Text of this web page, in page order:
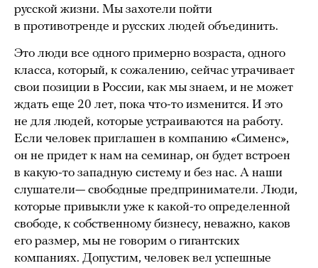
русской жизни. Мы захотели пойти
в противотренде и русских людей объединить.
Это люди все одного примерно возраста, одного
класса, который, к сожалению, сейчас утрачивает
свои позиции в России, как мы знаем, и не может
ждать еще 20 лет, пока что-то изменится. И это
не для людей, которые устраиваются на работу.
Если человек приглашен в компанию «Сименс»,
он не придет к нам на семинар, он будет встроен
в какую-то западную систему и без нас. А наши
слушатели— свободные предприниматели. Люди,
которые привыкли уже к какой-то определенной
свободе, к собственному бизнесу, неважно, каков
его размер, мы не говорим о гигантских
компаниях. Допустим, человек вел успешные